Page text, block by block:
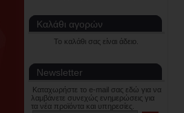
Καλάθι αγορών
Το καλάθι σας είναι άδειο.
Newsletter
Καταχωρήστε το e-mail σας εδώ για να
λαμβάνετε συνεχώς ενημερώσεις για
τα νέα προϊόντα και υπηρεσίες.